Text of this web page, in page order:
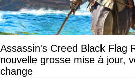
Assassin's Creed Black Flag
nouvelle grosse mise à jour,
change